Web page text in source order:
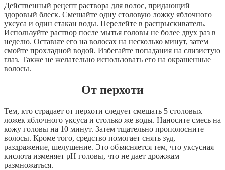
Действенный рецепт раствора для волос, придающий
здоровый блеск. Смешайте одну столовую ложку яблочного
уксуса и один стакан воды. Перелейте в распрыскиватель.
Используйте раствор после мытья головы не более двух раз в
неделю. Оставьте его на волосах на несколько минут, затем
смойте прохладной водой. Избегайте попадания на слизистую
глаз. Также не желательно использовать его на окрашенные
волосы.
От перхоти
Тем, кто страдает от перхоти следует смешать 5 столовых
ложек яблочного уксуса и столько же воды. Наносите смесь на
кожу головы на 10 минут. Затем тщательно прополосните
волосы. Кроме того, средство помогает снять зуд,
раздражение, шелушение. Это объясняется тем, что уксусная
кислота изменяет рН головы, что не дает дрожжам
размножаться.